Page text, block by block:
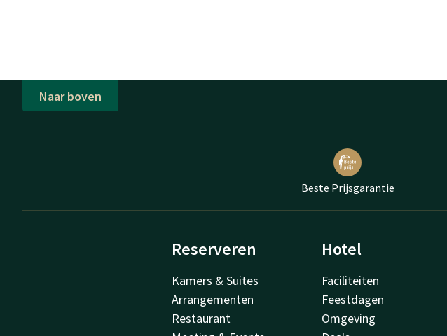
Naar boven
Beste Prijsgarantie
Reserveren
Kamers & Suites
Arrangementen
Restaurant
Hotel
Faciliteiten
Feestdagen
Omgeving